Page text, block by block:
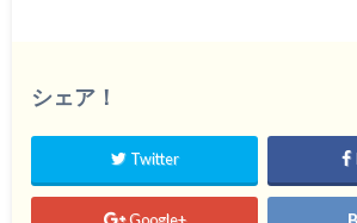
シェア！
Twitter